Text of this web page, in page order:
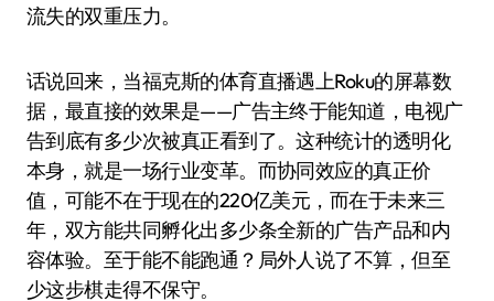
流失的双重压力。
话说回来，当福克斯的体育直播遇上Roku的屏幕数
据，最直接的效果是——广告主终于能知道，电视广
告到底有多少次被真正看到了。这种统计的透明化
本身，就是一场行业变革。而协同效应的真正价
值，可能不在于现在的220亿美元，而在于未来三
年，双方能共同孵化出多少条全新的广告产品和内
容体验。至于能不能跑通？局外人说了不算，但至
少这步棋走得不保守。